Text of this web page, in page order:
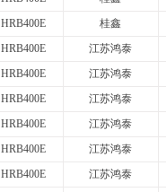
HRB400E
桂鑫
HRB400E
江苏鸿泰
HRB400E
江苏鸿泰
HRB400E
江苏鸿泰
HRB400E
江苏鸿泰
HRB400E
江苏鸿泰
HRB400E
江苏鸿泰